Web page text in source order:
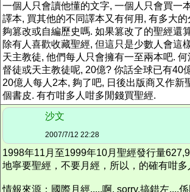
一個人只會讀他懂的文字, 一個人只會買一
譯本, 買其他的不同譯本又有何用, 有多大
夠篡改或自編歷史嗎. 如果篡改了的聖經還
除有人喜歡收藏聖經, 但這只是少數人會這
天主教徒, 他們每人只會擁有一至兩本吧.
督徒或天主教徒呢, 20億? 你話全球已有40
20億人每人2本, 夠了吧, 日後出版商又作新
個書皮. 有冇咁多人咁多閒錢買聖經.
沙文
2007/7/12 22:28
1998年11月至1999年10月聖經發行量
地寧要聖經，不要月經，所以，的確有咁
情報來源：國際月經.....啊, sorry,搞錯左....